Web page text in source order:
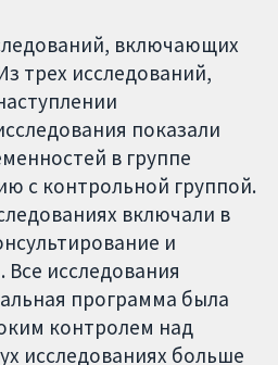
включающих
трех исследований,
показали
в группе
с контрольной группой.
включали в
и
Все исследования
программа была
контролем над
исследованиях больше